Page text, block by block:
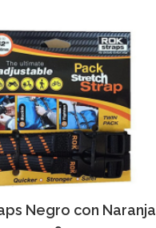
Vista Rapida
Negro con Naranja